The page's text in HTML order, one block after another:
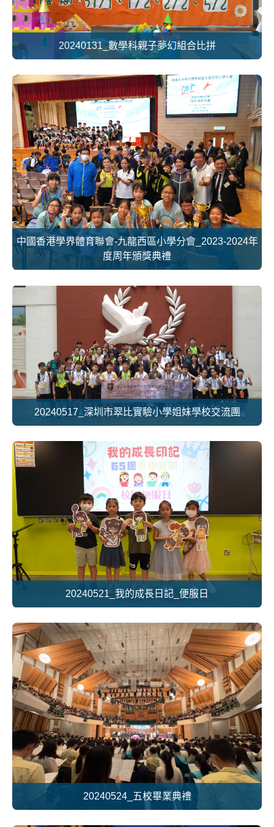
20240131_數學科親子夢幻組合比拼
中國香港學界體育聯會-九龍西區小學分會_2023-2024年
度周年頒獎典禮
20240517_深圳市翠比實驗小學姐妹學校交流團
20240521_我的成長日記_便服日
20240524_五校畢業典禮